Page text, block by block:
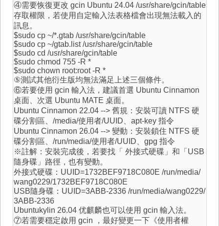
④需要恢復更改 gcin Ubuntu 24.04 /usr/share/gcin/table
存取權限，若使用自定輸入法表格檔會出現無法載入的
訊息。
$sudo cp ~/*.gtab /usr/share/gcin/table
$sudo cp ~/gtab.list /usr/share/gcin/table
$sudo cd /usr/share/gcin/table
$sudo chmod 755 -R *
$sudo chown root:root -R *
⑤測試其他衍生版均無法滿足上述三個條件。
⑥若要使用 gcin 輸入法，建議首選 Ubuntu Cinnamon
桌面、次選 Ubuntu MATE 桌面。
Ubuntu Cinnamon 22.04 --> 舊規：安裝可讀 NTFS 硬
碟分割區、/media/使用者/UUID、apt-key 指令
Ubuntu Cinnamon 26.04 --> 變動：安裝鎖住 NTFS 硬
碟分割區、/run/media/使用者/UUID、gpg 指令
※註解：安裝完成後，若要找「 外接式硬碟」和「USB
隨身碟」路徑，也有變動。
外接式硬碟：UUID=1732BEF9718C080E /run/media/
wang0229/1732BEF9718C080E
USB隨身碟：UUID=3ABB-2336 /run/media/wang0229/
3ABB-2336
Ubuntukylin 26.04 优麒麟也可以使用 gcin 輸入法。
⑦若需要穩定啟用 gcin ，最好變更一下《使用者權